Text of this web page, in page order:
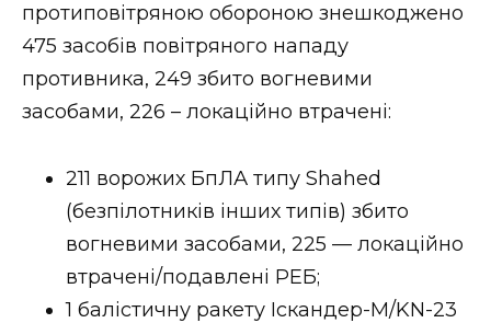
протиповітряною обороною знешкоджено
475 засобів повітряного нападу
противника, 249 збито вогневими
засобами, 226 – локаційно втрачені:
211 ворожих БпЛА типу Shahed
(безпілотників інших типів) збито
вогневими засобами, 225 — локаційно
втрачені/подавлені РЕБ;
1 балістичну ракету Іскандер-М/KN-23